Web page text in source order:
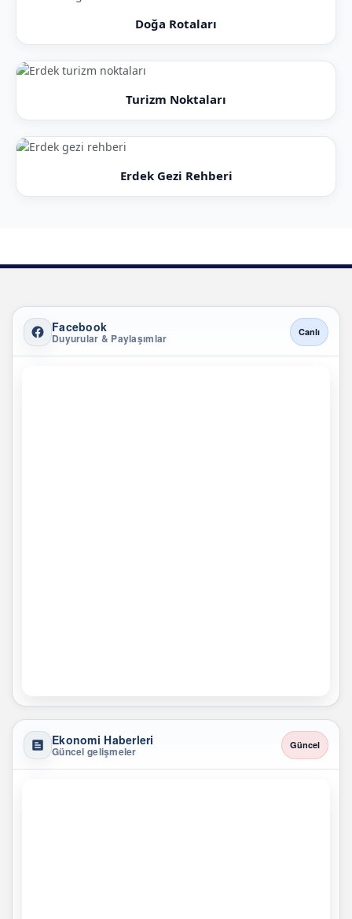
Doğa Rotaları
Turizm Noktaları
Erdek Gezi Rehberi
Facebook
Duyurular & Paylaşımlar Canlı
Ekonomi Haberleri
Güncel gelişmeler Güncel